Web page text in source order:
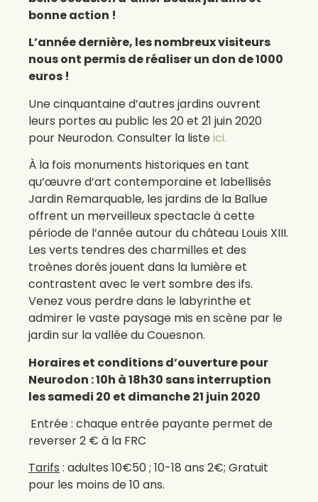
bonne action !
L’année dernière, les nombreux visiteurs
nous ont permis de réaliser un don de 1000
euros !
Une cinquantaine d’autres jardins ouvrent
leurs portes au public les 20 et 21 juin 2020
pour Neurodon. Consulter la listeici.
À la fois monuments historiques en tant
qu’œuvre d’art contemporaine et labellisés
Jardin Remarquable, les jardins de la Ballue
offrent un merveilleux spectacle à cette
période de l’année autour du château Louis XIII.
Les verts tendres des charmilles et des
troènes dorés jouent dans la lumière et
contrastent avec le vert sombre des ifs.
Venez vous perdre dans le labyrinthe et
admirer le vaste paysage mis en scène par le
jardin sur la vallée du Couesnon.
Horaires et conditions d’ouverture pour
Neurodon : 10h à 18h30 sans interruption
les samedi 20 et dimanche 21 juin 2020
Entrée : chaque entrée payante permet de
reverser 2 € à la FRC
Tarifs : adultes 10€50 ; 10-18 ans 2€; Gratuit
pour les moins de 10 ans.